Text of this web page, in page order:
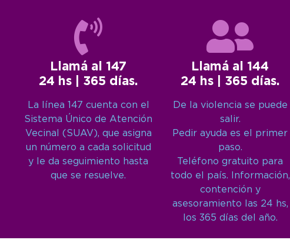
Llamá al 147
24 hs | 365 días.
La línea 147 cuenta con el
Sistema Único de Atención
Vecinal (SUAV), que asigna
un número a cada solicitud
y le da seguimiento hasta
que se resuelve.
Llamá al 144
24 hs | 365 días.
De la violencia se puede
salir.
Pedir ayuda es el primer
paso.
Teléfono gratuito para
todo el país. Información,
contención y
asesoramiento las 24 hs,
los 365 días del año.